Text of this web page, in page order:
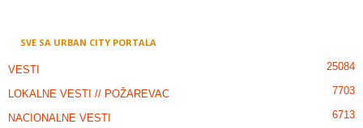
SVE SA URBAN CITY PORTALA
VESTI 25084
LOKALNE VESTI // POŽAREVAC 7703
NACIONALNE VESTI 6713